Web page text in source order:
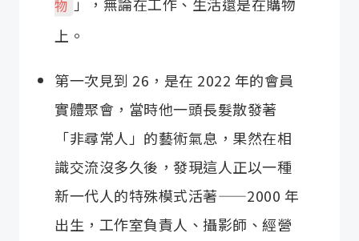
物
上。
第一次見到 26，是在 2022 年的會員
實體聚會，當時他一頭長髮散發著
「非尋常人」的藝術氣息，果然在相
識交流沒多久後，發現這人正以一種
新一代人的特殊模式活著——2000 年
出生，工作室負責人、攝影師、經營